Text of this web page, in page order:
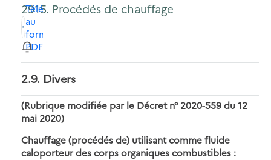
2915. Procédés de chauffage
Télécharger
au
format
PDF
2.9. Divers
(Rubrique modifiée par le Décret n° 2020-559 du 12
mai 2020)
Chauffage (procédés de) utilisant comme fluide
caloporteur des corps organiques combustibles :